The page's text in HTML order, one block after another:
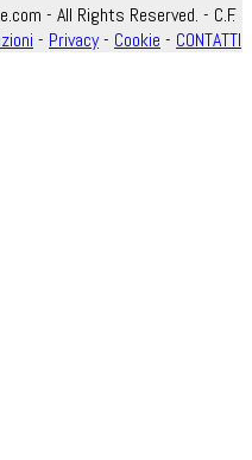
- All Rights Reserved. - C.F.
- Privacy- Cookie - CONTATTI